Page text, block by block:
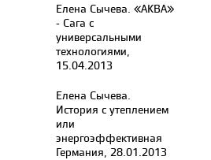
Елена Сычева. «АКВА»
- Сага c
универсальными
технологиями,
15.04.2013
Елена Сычева.
История с утеплением
или
энергоэффективная
Германия, 28.01.2013